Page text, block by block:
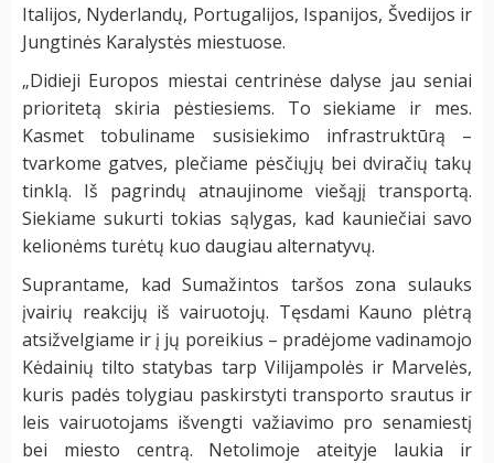
Italijos, Nyderlandų, Portugalijos, Ispanijos, Švedijos ir
Jungtinės Karalystės miestuose.
„Didieji Europos miestai centrinėse dalyse jau seniai
prioritetą skiria pėstiesiems. To siekiame ir mes.
Kasmet tobuliname susisiekimo infrastruktūrą –
tvarkome gatves, plečiame pėsčiųjų bei dviračių takų
tinklą. Iš pagrindų atnaujinome viešąjį transportą.
Siekiame sukurti tokias sąlygas, kad kauniečiai savo
kelionėms turėtų kuo daugiau alternatyvų.
Suprantame, kad Sumažintos taršos zona sulauks
įvairių reakcijų iš vairuotojų. Tęsdami Kauno plėtrą
atsižvelgiame ir į jų poreikius – pradėjome vadinamojo
Kėdainių tilto statybas tarp Vilijampolės ir Marvelės,
kuris padės tolygiau paskirstyti transporto srautus ir
leis vairuotojams išvengti važiavimo pro senamiestį
bei miesto centrą. Netolimoje ateityje laukia ir